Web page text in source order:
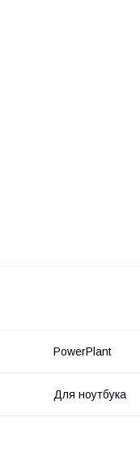
PowerPlant
Для ноутбука